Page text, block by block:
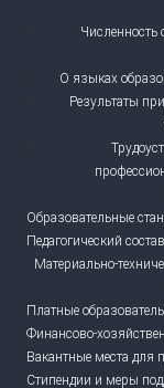
О языках
Результаты
Образовательные
Педагогический состав
Материально-
Платные
Финансово-
Вакантные места для
Стипендии и меры